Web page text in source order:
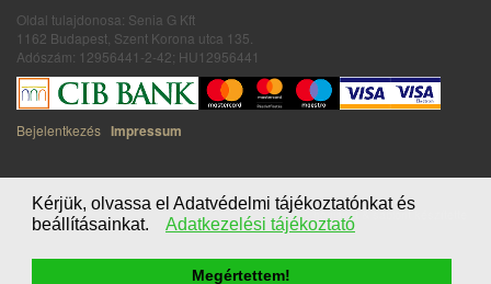
Kérjük, olvassa el Adatvédelmi tájékoztatónkat és
beállításainkat.
Adatkezelési tájékoztató
Megértettem!
Oldal tulajdonosa: Senia G Kft
1162 Budapest, Szent Korona utca 135.
Adószám: 12956441-2-42; HU12956441
Bejelentkezés Impressum
honlapot & sablont készítette